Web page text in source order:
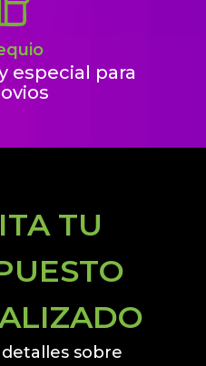
especial para
TU
sobre